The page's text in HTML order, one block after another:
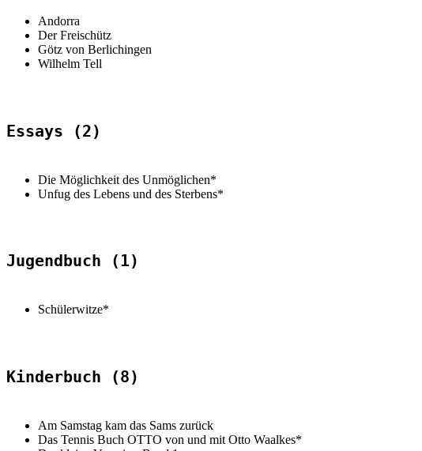
Andorra
Der Freischütz
Götz von Berlichingen
Wilhelm Tell
Essays (2)
Die Möglichkeit des Unmöglichen*
Unfug des Lebens und des Sterbens*
Jugendbuch (1)
Schülerwitze*
Kinderbuch (8)
Am Samstag kam das Sams zurück
Das Tennis Buch OTTO von und mit Otto Waalkes*